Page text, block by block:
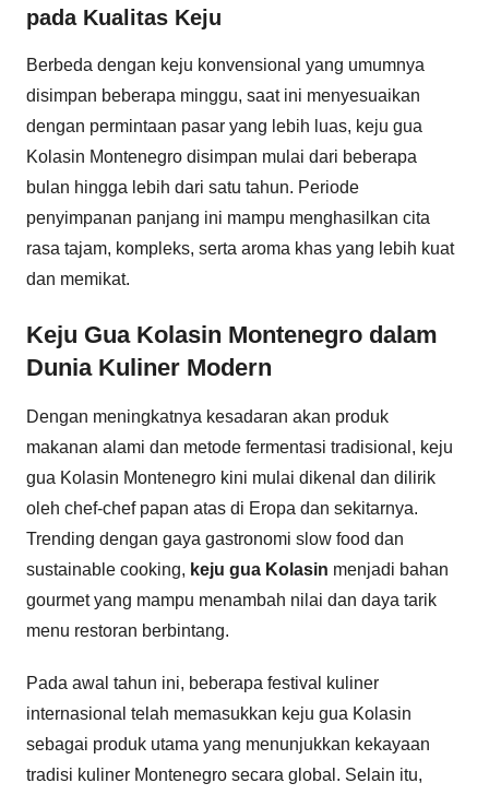
pada Kualitas Keju
Berbeda dengan keju konvensional yang umumnya
disimpan beberapa minggu, saat ini menyesuaikan
dengan permintaan pasar yang lebih luas, keju gua
Kolasin Montenegro disimpan mulai dari beberapa
bulan hingga lebih dari satu tahun. Periode
penyimpanan panjang ini mampu menghasilkan cita
rasa tajam, kompleks, serta aroma khas yang lebih kuat
dan memikat.
Keju Gua Kolasin Montenegro dalam
Dunia Kuliner Modern
Dengan meningkatnya kesadaran akan produk
makanan alami dan metode fermentasi tradisional, keju
gua Kolasin Montenegro kini mulai dikenal dan dilirik
oleh chef-chef papan atas di Eropa dan sekitarnya.
Trending dengan gaya gastronomi slow food dan
sustainable cooking, keju gua Kolasin menjadi bahan
gourmet yang mampu menambah nilai dan daya tarik
menu restoran berbintang.
Pada awal tahun ini, beberapa festival kuliner
internasional telah memasukkan keju gua Kolasin
sebagai produk utama yang menunjukkan kekayaan
tradisi kuliner Montenegro secara global. Selain itu,